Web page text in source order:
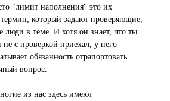
"лимит наполнения" это их
который задают проверяющие,
люди в теме. И хотя он знает, что ты
не с проверкой приехал, у него
обязанность отрапортовать
вопрос.
из нас здесь имеют